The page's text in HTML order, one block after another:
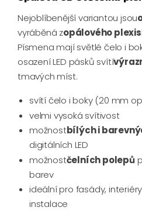
Nejoblíbenější variantou jsou
vyráběná zopálového
Písmena mají světlé čelo i
osazení LED pásků svítí
tmavých míst.
svítí čelo i boky (20 mm
velmi vysoká svítivost
možnostbílých i
digitálních LED
možnostčelních polepů
barev
ideální pro fasády,
instalace